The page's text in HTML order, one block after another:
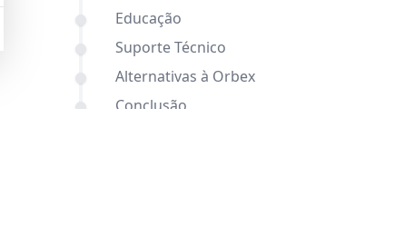
Educação
Suporte Técnico
Alternativas à Orbex
Conclusão